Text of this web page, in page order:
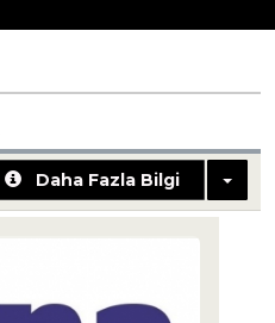
Daha Fazla Bilgi